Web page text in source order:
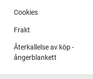
Cookies
Frakt
Återkallelse av köp -
ångerblankett